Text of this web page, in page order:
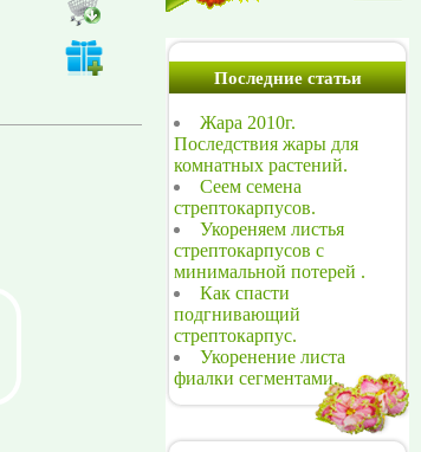
Последние статьи
Жара 2010г.
Последствия жары для
комнатных растений.
Сеем семена
стрептокарпусов.
Укореняем листья
стрептокарпусов с
минимальной потерей .
Как спасти
подгнивающий
стрептокарпус.
Укоренение листа
фиалки сегментами.